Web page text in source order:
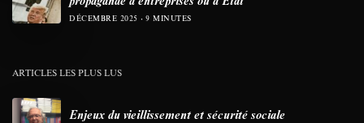
DÉCEMBRE 2025 9 MINUTES
ARTICLES LES PLUS LUS
Enjeux du vieillissement et sécurité sociale